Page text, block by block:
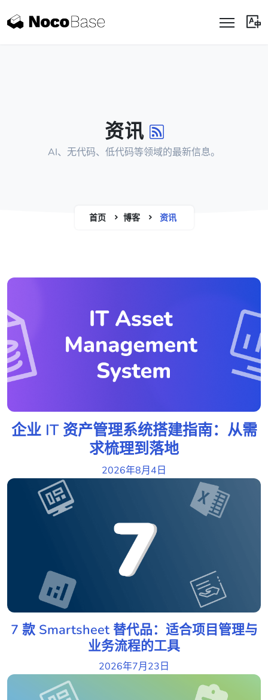
资讯
AI、无代码、低代码等领域的最新信息。
首页 博客 资讯
企业 IT 资产管理系统搭建指南：从需
求梳理到落地
2026年8月4日
7 款 Smartsheet 替代品：适合项目管理与
业务流程的工具
2026年7月23日